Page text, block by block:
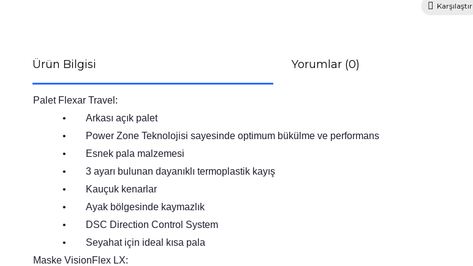
Karşılaştır
Ürün Bilgisi Yorumlar (0)
Palet Flexar Travel:
• Arkası açık palet
• Power Zone Teknolojisi sayesinde optimum bükülme ve performans
• Esnek pala malzemesi
• 3 ayarı bulunan dayanıklı termoplastik kayış
• Kauçuk kenarlar
• Ayak bölgesinde kaymazlık
• DSC Direction Control System
• Seyahat için ideal kısa pala
Maske VisionFlex LX: